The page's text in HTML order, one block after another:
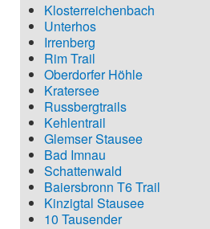
Klosterreichenbach
Unterhos
Irrenberg
Rim Trail
Oberdorfer Höhle
Kratersee
Russbergtrails
Kehlentrail
Glemser Stausee
Bad Imnau
Schattenwald
Baiersbronn T6 Trail
Kinzigtal Stausee
10 Tausender